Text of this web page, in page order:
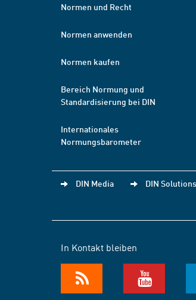
Normen und Recht
Normen anwenden
Normen kaufen
Bereich Normung und
Standardisierung bei DIN
Internationales
Normungsbarometer
DIN Media DIN Solutions
In Kontakt bleiben